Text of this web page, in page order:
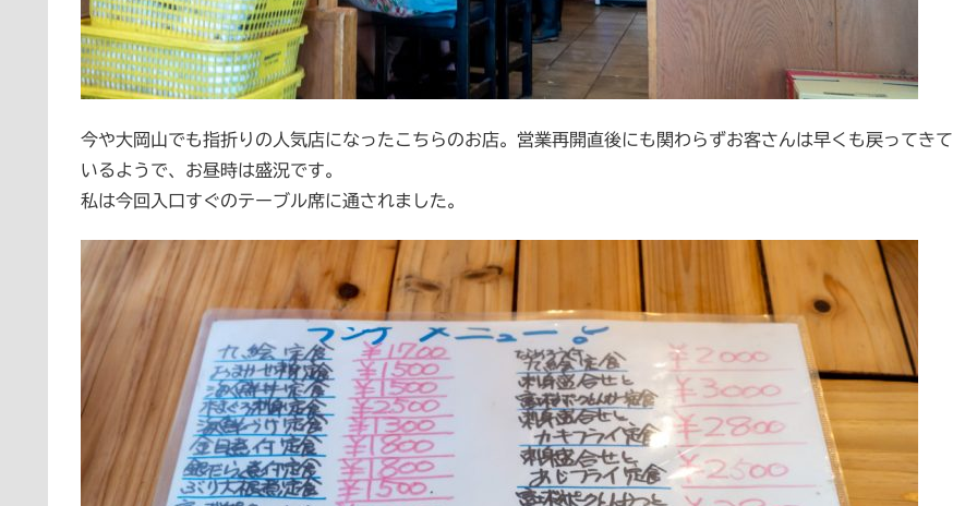
今や大岡山でも指折りの人気店になったこちらのお店。営業再開直後にも関わらずお客さんは早くも戻ってきて
いるようで、お昼時は盛況です。
私は今回入口すぐのテーブル席に通されました。